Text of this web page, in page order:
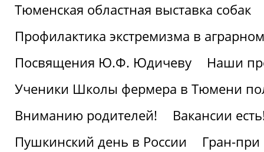
Тюменская областная выставка собак
Профилактика экстремизма в аграрном
Посвящения Ю.Ф. Юдичеву
Наши
Ученики Школы фермера в Тюмени
Вниманию родителей!
Вакансии
Пушкинский день в России
Гран-